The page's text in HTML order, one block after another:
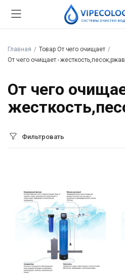
Главная
Товар От чего очищает
От чего очищает -
От чего
Фильтровать